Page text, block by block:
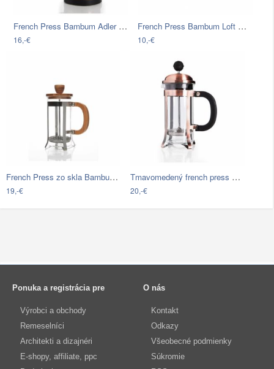
French Press Bambum Adler 350 ml
16,-€
French Press Bambum Loft Grey, 350 ml
10,-€
French Press zo skla Bambum Ginza, 350…
19,-€
Tmavomedený french press Bambum Taşev…
20,-€
Ponuka a registrácia pre
Výrobci a obchody
Remeselníci
Architekti a dizajnéri
E-shopy, affiliate, ppc
O nás
Kontakt
Odkazy
Všeobecné podmienky
Súkromie